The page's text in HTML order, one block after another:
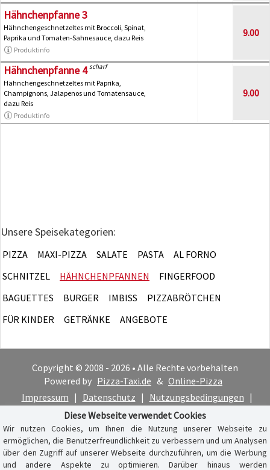
Hähnchenpfanne 3
Hähnchengeschnetzeltes mit Broccoli, Spinat,
Paprika und Tomaten-Sahnesauce, dazu Reis
Produktinfo
9.00
Hähnchenpfanne 4 scharf
Hähnchengeschnetzeltes mit Paprika,
Champignons, Jalapenos und Tomatensauce,
dazu Reis
Produktinfo
9.00
Unsere Speisekategorien:
PIZZA MAXI-PIZZA SALATE PASTA
AL FORNO
SCHNITZEL
HÄHNCHENPFANNEN
FINGERFOOD
BAGUETTES
BURGER IMBISS
PIZZABRÖTCHEN
FÜR KINDER
GETRÄNKE ANGEBOTE
Copyright © 2008 - 2026 • Alle Rechte vorbehalten
Powered by Pizza-Taxi.de & Online-Pizza
Impressum | Datenschutz | Nutzungsbedingungen |
Cookie-Hinweis
Diese Webseite verwendet Cookies
Wir nutzen Cookies, um Ihnen die Nutzung unserer Webseite zu
ermöglichen, die Benutzerfreundlichkeit zu verbessern und um Analysen
über den Zugriff auf unserer Webseite durchzuführen, um die Werbung
und andere Aspekte zu optimieren. Darüber hinaus werden